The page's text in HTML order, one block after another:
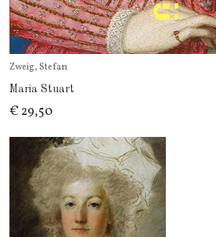
Zweig, Stefan
Maria Stuart
€ 29,50